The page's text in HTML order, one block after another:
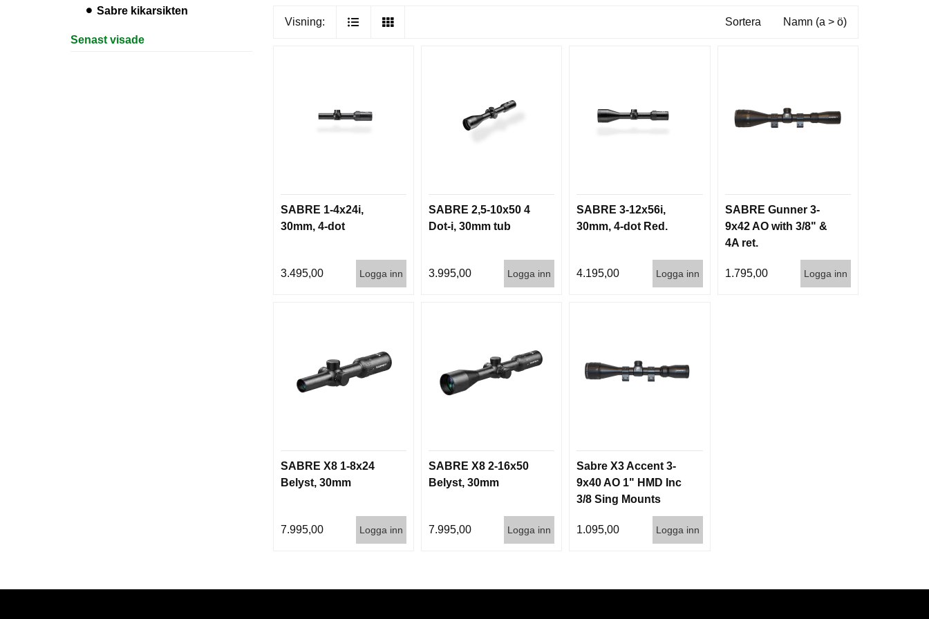
Sabre kikarsikten
Senast visade
Visning: Sortera Namn (a > ö)
SABRE 1-4x24i,
30mm, 4-dot
3.495,00 Logga inn
SABRE 2,5-10x50 4
Dot-i, 30mm tub
3.995,00 Logga inn
SABRE 3-12x56i,
30mm, 4-dot Red.
4.195,00 Logga inn
SABRE Gunner 3-
9x42 AO with 3/8" &
4A ret.
1.795,00 Logga inn
SABRE X8 1-8x24
Belyst, 30mm
7.995,00 Logga inn
SABRE X8 2-16x50
Belyst, 30mm
7.995,00 Logga inn
Sabre X3 Accent 3-
9x40 AO 1" HMD Inc
3/8 Sing Mounts
1.095,00 Logga inn